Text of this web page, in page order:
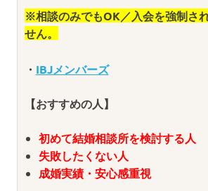
※相談のみでもOK／入会を強制さ
せん。
・ IBJメンバーズ
【おすすめの人】
初めて結婚相談所を検討する人
失敗したくない人
成婚実績・安心感重視